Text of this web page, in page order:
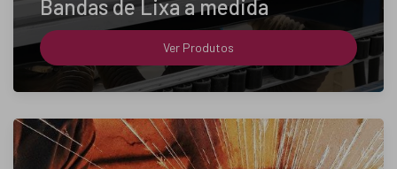
Bandas de Lixa a medida
Ver Produtos